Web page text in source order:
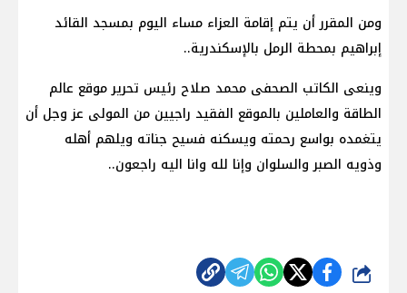
ومن المقرر أن يتم إقامة العزاء مساء اليوم بمسجد القائد
إبراهيم بمحطة الرمل بالإسكندرية..
وينعى الكاتب الصحفى محمد صلاح رئيس تحرير موقع عالم
الطاقة والعاملين بالموقع الفقيد راجيين من المولى عز وجل أن
يتغمده بواسع رحمته ويسكنه فسيح جناته ويلهم أهله
وذويه الصبر والسلوان وإنا لله وانا اليه راجعون..
شارك